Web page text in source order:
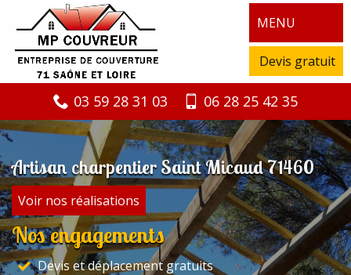
MENU
Devis gratuit
03 59 28 31 03 06 28 25 42 35
Artisan charpentier Saint Micaud 71460
Voir nos réalisations
Nos engagements
Devis et déplacement gratuits